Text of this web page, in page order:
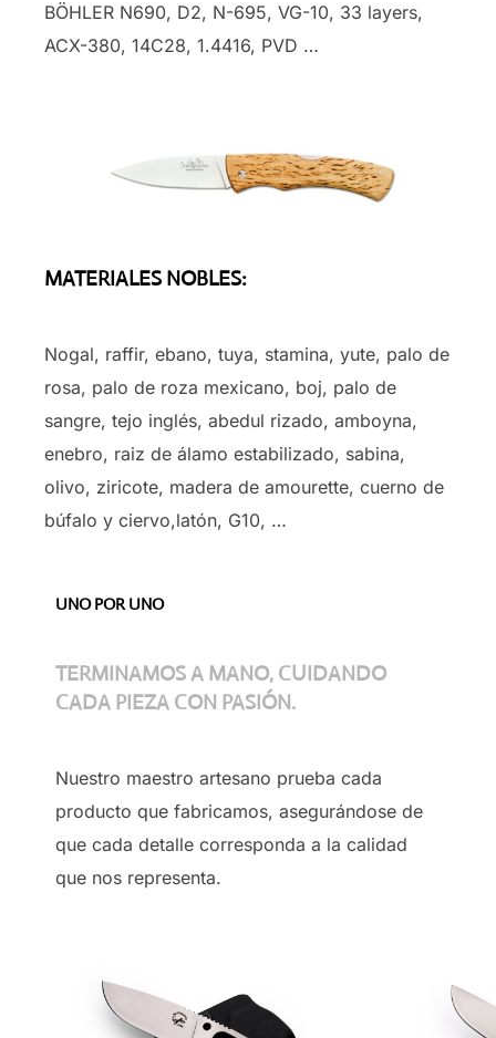
BÖHLER N690, D2, N-695, VG-10, 33 layers,
ACX-380, 14C28, 1.4416, PVD …
MATERIALES NOBLES:
Nogal, raffir, ebano, tuya, stamina, yute, palo de
rosa, palo de roza mexicano, boj, palo de
sangre, tejo inglés, abedul rizado, amboyna,
enebro, raiz de álamo estabilizado, sabina,
olivo, ziricote, madera de amourette, cuerno de
búfalo y ciervo,latón, G10, …
UNO POR UNO
TERMINAMOS A MANO, CUIDANDO
CADA PIEZA CON PASIÓN.
Nuestro maestro artesano prueba cada
producto que fabricamos, asegurándose de
que cada detalle corresponda a la calidad
que nos representa.